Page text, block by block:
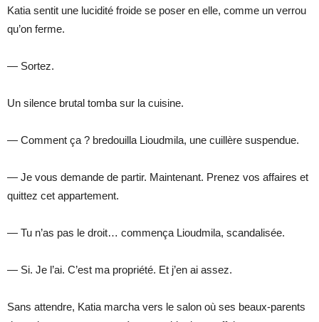
Katia sentit une lucidité froide se poser en elle, comme un verrou
qu’on ferme.
— Sortez.
Un silence brutal tomba sur la cuisine.
— Comment ça ? bredouilla Lioudmila, une cuillère suspendue.
— Je vous demande de partir. Maintenant. Prenez vos affaires et
quittez cet appartement.
— Tu n’as pas le droit… commença Lioudmila, scandalisée.
— Si. Je l’ai. C’est ma propriété. Et j’en ai assez.
Sans attendre, Katia marcha vers le salon où ses beaux-parents